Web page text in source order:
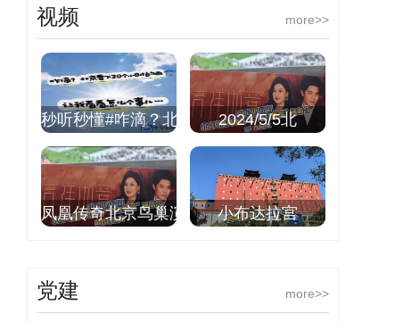
more>>
视频
秒听秒懂#咋滴？北 2024/5/5北
凤凰传奇北京鸟巢演 小布达拉宫
more>>
党建